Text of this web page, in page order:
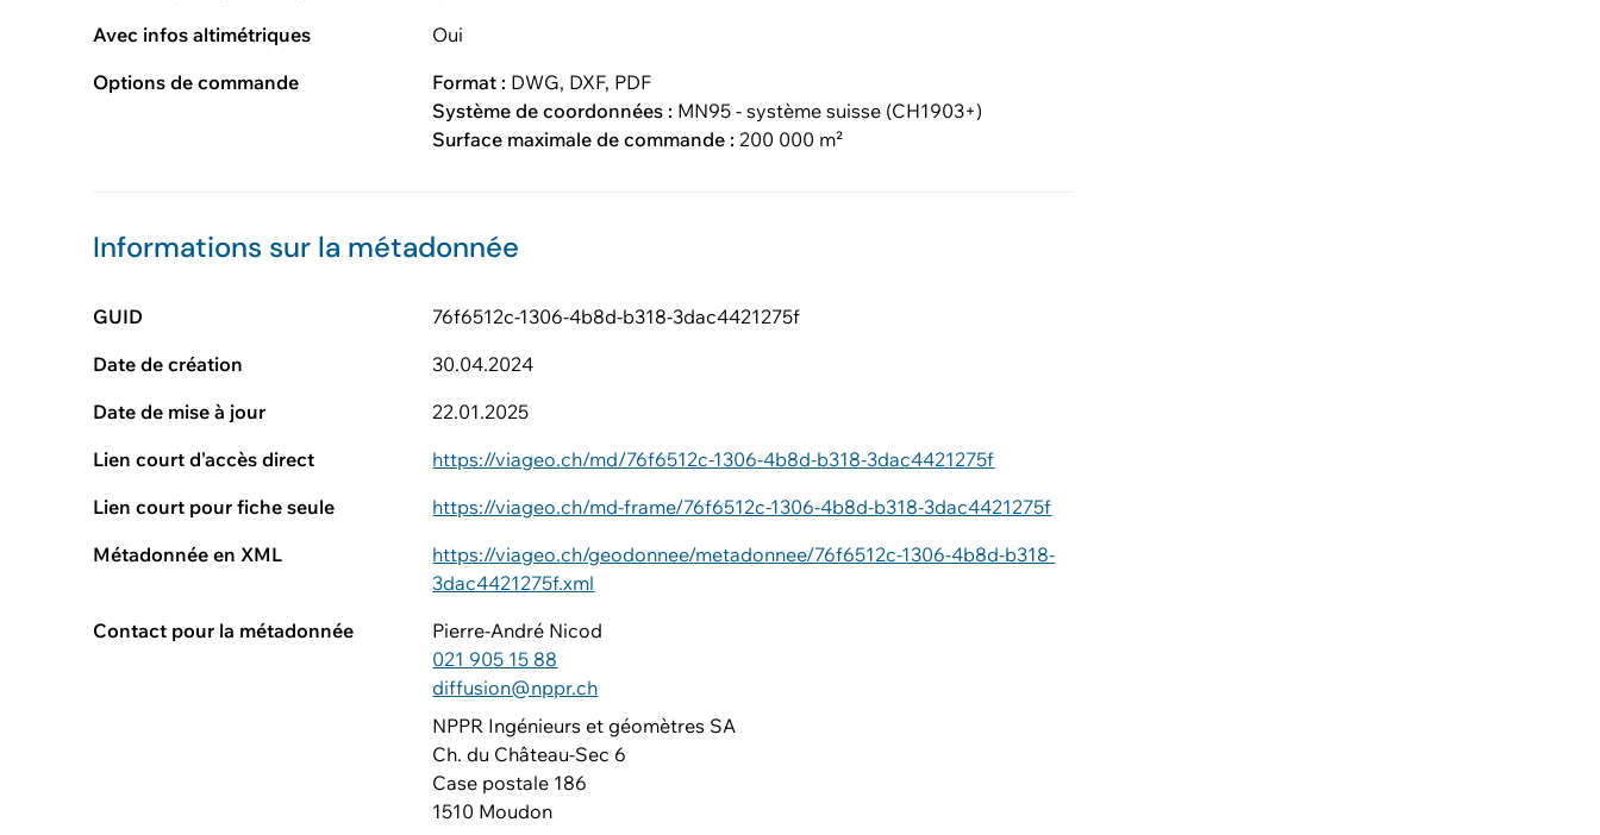
Avec infos altimétriques
Oui
Options de commande
Format : DWG, DXF, PDF
Système de coordonnées : MN95 - système suisse (CH1903+)
Surface maximale de commande :200 000 m²
Informations sur la métadonnée
GUID
76f6512c-1306-4b8d-b318-3dac4421275f
Date de création
30.04.2024
Date de mise à jour
22.01.2025
Lien court d'accès direct
https://viageo.ch/md/76f6512c-1306-4b8d-b318-3dac4421275f
Lien court pour fiche seule
https://viageo.ch/md-frame/76f6512c-1306-4b8d-b318-3dac4421275f
Métadonnée en XML
https://viageo.ch/geodonnee/metadonnee/76f6512c-1306-4b8d-b318-
3dac4421275f.xml
Contact pour la métadonnée
Pierre-André Nicod
021 905 15 88
diffusion@nppr.ch
NPPR Ingénieurs et géomètres SA
Ch. du Château-Sec 6
Case postale 186
1510 Moudon